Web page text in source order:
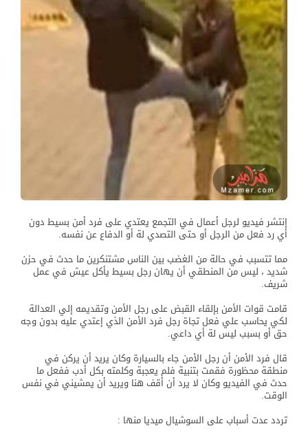
إنتشر فيديو لرجل أعمال في التجمع يعتدي على فرد أمن بسيط دون
أي رد فعل من الرجل أو حتى التصدي لة أو الدفاع عن نفسه.
مما تتسبب في حالة من الغضب بين الناس مشتنكرين ما حدث في حزن
شديد ، ليس من المنطقي أن يهان رجل بسيط يأكل عيش في عمل
شريف.
قامت قوات الأمن بإلقاء القبض على رجل الأمن وتقديمه إلي العدالة
لكي يحاسب علي فعل تجاة رجل فرد الأمن الذي إعتدي عليه بدون وجه
حق أو بسبب ليس لة أي داعي.
قال فرد الأمن أن رجل الأمن جاء بالسيارة وكان يريد أن يركن في
منطقة محظورة فقمت بتنبية فلم يعجبة وكلمته بكل أدب ففعل ما
حدث في الفيديو وكان لا يرد أن أقف هنا ويريد أن يمشيني في نفس
الوقت.
تردد عدت أسباب على السوشيال ميديا منها :